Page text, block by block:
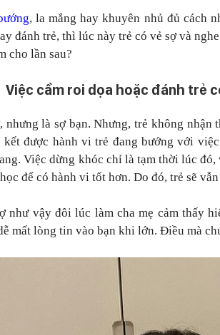
, la mắng hay khuyên nhủ đủ cách
đánh trẻ, thì lúc này trẻ có vẻ sợ và
cho lần sau?
Việc cầm roi dọa hoặc đánh trẻ
nhưng là sợ bạn. Nhưng, trẻ không
được hành vi trẻ đang bướng với
Việc dừng khóc chỉ là tạm thời lúc
để có hành vi tốt hơn. Do đó, trẻ sẽ
như vậy đôi lúc làm cha mẹ cảm thấy
mất lòng tin vào bạn khi lớn. Điều mà